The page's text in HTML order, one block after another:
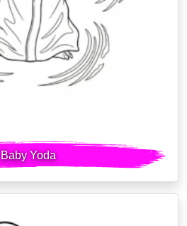
Baby Yoda